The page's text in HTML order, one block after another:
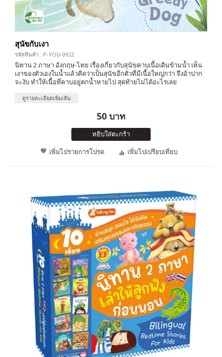
สุนัขกับเงา
รหัสสินค้า : P-YOU-0922
นิทาน 2 ภาษา อังกฤษ-ไทย เรื่องเกี่ยวกับสุนัขคาบเนื้อเดินข้ามน้ำ เห็น
เงาของตัวเองในน้ำแล้วคิดว่าเป็นสุนัขอีกตัวที่มีเนื้อใหญ่กว่า จึงอ้าปาก
จะงับ ทำให้เนื้อที่คาบอยู่ตกน้ำหายไป สุดท้ายไม่ได้อะไรเลย
ดูรายละเอียดเพิ่มเติม
50 บาท
หยิบใส่ตะกร้า
เพิ่มไปรายการโปรด
เพิ่มไปเปรียบเทียบ